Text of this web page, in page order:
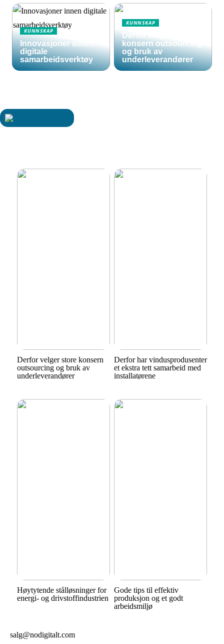
KUNNSKAP
Innovasjoner innen
digitale
samarbeidsverktøy
KUNNSKAP
Derfor velger store
konsern outsourcing
og bruk av
underleverandører
Derfor velger store konsern
outsourcing og bruk av
underleverandører
Derfor har vindusprodusenter
et ekstra tett samarbeid med
installatørene
Høytytende stålløsninger for
energi- og drivstoffindustrien
Gode tips til effektiv
produksjon og et godt
arbeidsmiljø
salg@nodigitalt.com